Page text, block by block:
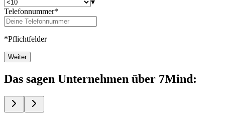
▾
Telefonnummer*
*Pflichtfelder
Weiter
Das sagen Unternehmen über 7Mind: